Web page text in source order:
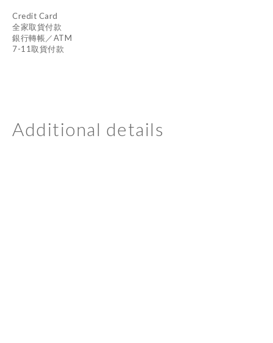
Credit Card
全家取貨付款
銀行轉帳／ATM
7-11取貨付款
Additional details